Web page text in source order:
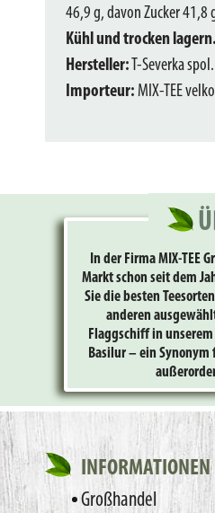
46,9 g, davon Zucker 41,8
Kühl und trocken
Hersteller: T-Severka
Importeur: MIX-TEE
In der Firma MIX-TEE
Markt schon seit dem
Sie die besten
anderen
Flaggschiff in
Basilur – ein Synonym
INFORMATIONEN
Großhandel